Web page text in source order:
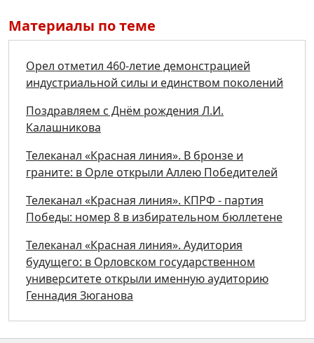
Материалы по теме
Орел отметил 460-летие демонстрацией
индустриальной силы и единством поколений
Поздравляем с Днём рождения Л.И.
Калашникова
Телеканал «Красная линия». В бронзе и
граните: в Орле открыли Аллею Победителей
Телеканал «Красная линия». КПРФ - партия
Победы: номер 8 в избирательном бюллетене
Телеканал «Красная линия». Аудитория
будущего: в Орловском государственном
университете открыли именную аудиторию
Геннадия Зюганова